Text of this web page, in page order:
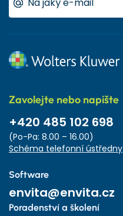
Zavolejte nebo napište
+420 485 102 698
(Po-Pa: 8.00 – 16.00)
Schéma telefonní ústředny
Software
envita@envita.cz
Poradenství a školení